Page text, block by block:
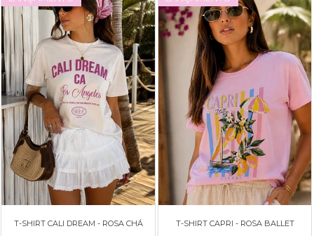
T-SHIRT CALI DREAM - ROSA CHÁ T-SHIRT CAPRI - ROSA BALLET